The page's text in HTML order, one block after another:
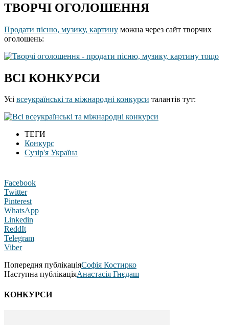
ТВОРЧІ ОГОЛОШЕННЯ
Продати пісню, музику, картину можна через сайт творчих
оголошень:
ВСІ КОНКУРСИ
Усі всеукраїнські та міжнародні конкурси талантів тут:
ТЕГИ
Конкурс
Сузір'я Україна
Facebook
Twitter
Pinterest
WhatsApp
Linkedin
ReddIt
Telegram
Viber
Попередня публікаціяСофія Костирко
Наступна публікаціяАнастасiя Гнєдаш
КОНКУРСИ